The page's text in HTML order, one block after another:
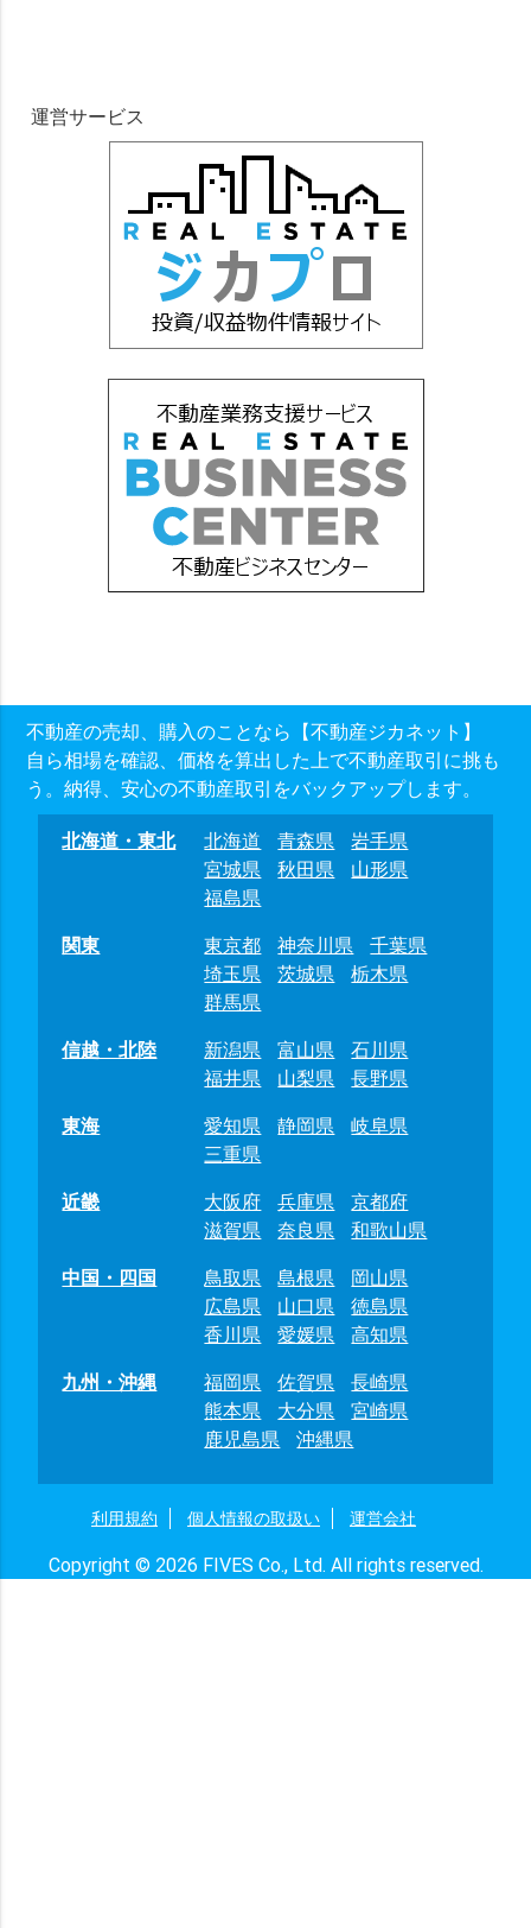
運営サービス
不動産の売却、購入のことなら【不動産ジカネット】
自ら相場を確認、価格を算出した上で不動産取引に挑も
う。納得、安心の不動産取引をバックアップします。
北海道・東北 北海道 青森県
岩手県
宮城県
秋田県
山形県
福島県
関東
東京都 神奈川県
千葉県
埼玉県
茨城県
栃木県
群馬県
信越・北陸
新潟県 富山県
石川県
福井県
山梨県
長野県
東海
愛知県 静岡県
岐阜県
三重県
近畿
大阪府 兵庫県
京都府
滋賀県
奈良県
和歌山県
中国・四国
鳥取県 島根県
岡山県
広島県
山口県
徳島県
香川県
愛媛県
高知県
九州・沖縄
福岡県 佐賀県
長崎県
熊本県
大分県
宮崎県
鹿児島県
沖縄県
利用規約 個人情報の取扱い 運営会社
Copyright © 2026 FIVES Co., Ltd. All rights reserved.